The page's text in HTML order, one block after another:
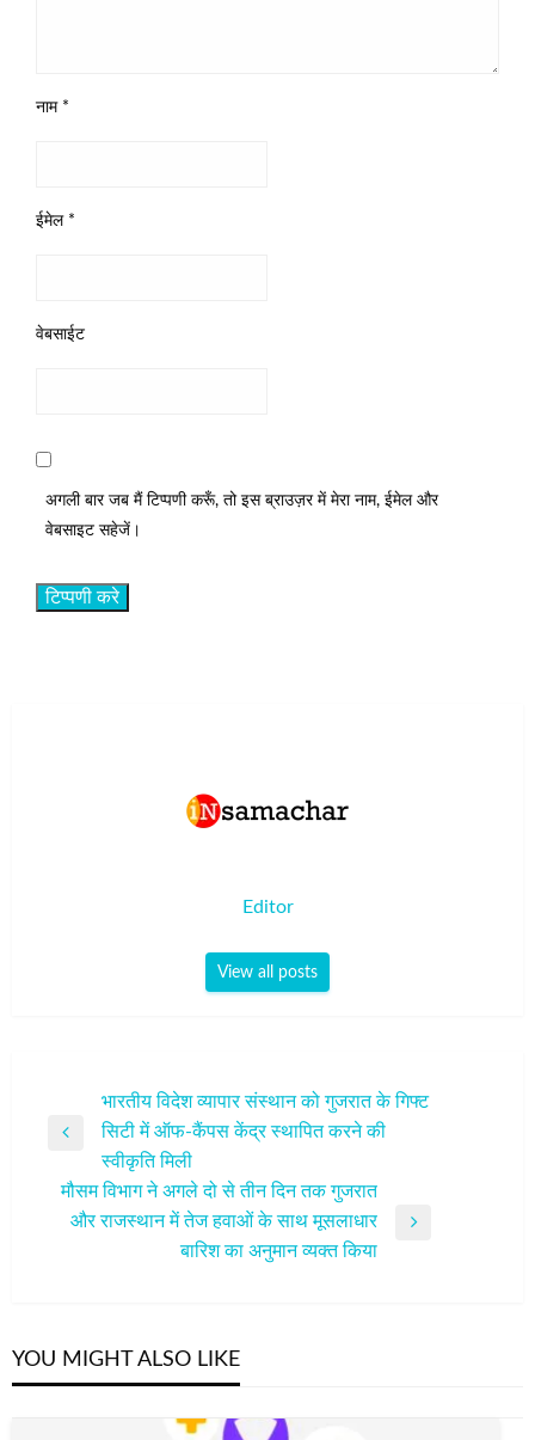
नाम *
ईमेल *
वेबसाईट
अगली बार जब मैं टिप्पणी करूँ, तो इस ब्राउज़र में मेरा नाम, ईमेल और
वेबसाइट सहेजें।
Editor
View all posts
नेविगेशन
Post
भारतीय विदेश व्यापार संस्थान को गुजरात के गिफ्ट
सिटी में ऑफ-कैंपस केंद्र स्थापित करने की
स्वीकृति मिली
मौसम विभाग ने अगले दो से तीन दिन तक गुजरात
और राजस्थान में तेज हवाओं के साथ मूसलाधार
बारिश का अनुमान व्‍यक्‍त किया
YOU MIGHT ALSO LIKE